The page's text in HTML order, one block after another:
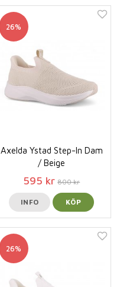
26%
Axelda Ystad Step-In Dam
/ Beige
595 kr 800 kr
INFO KÖP
26%